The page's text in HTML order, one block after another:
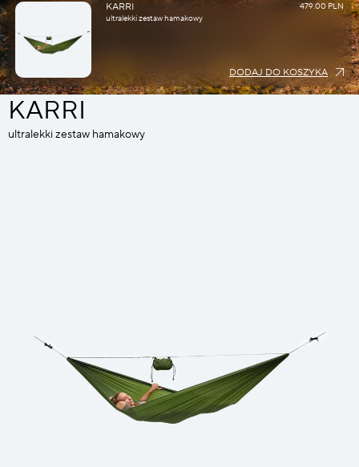
KARRI
ultralekki zestaw hamakowy
479.00 PLN
DODAJ DO KOSZYKA
KARRI
ultralekki zestaw hamakowy